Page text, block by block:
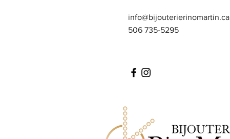
info@bijouterierinomartin.ca
506 735-5295